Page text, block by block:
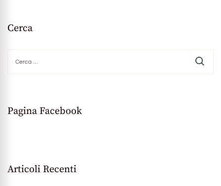
Cerca
per:
Pagina Facebook
Articoli Recenti